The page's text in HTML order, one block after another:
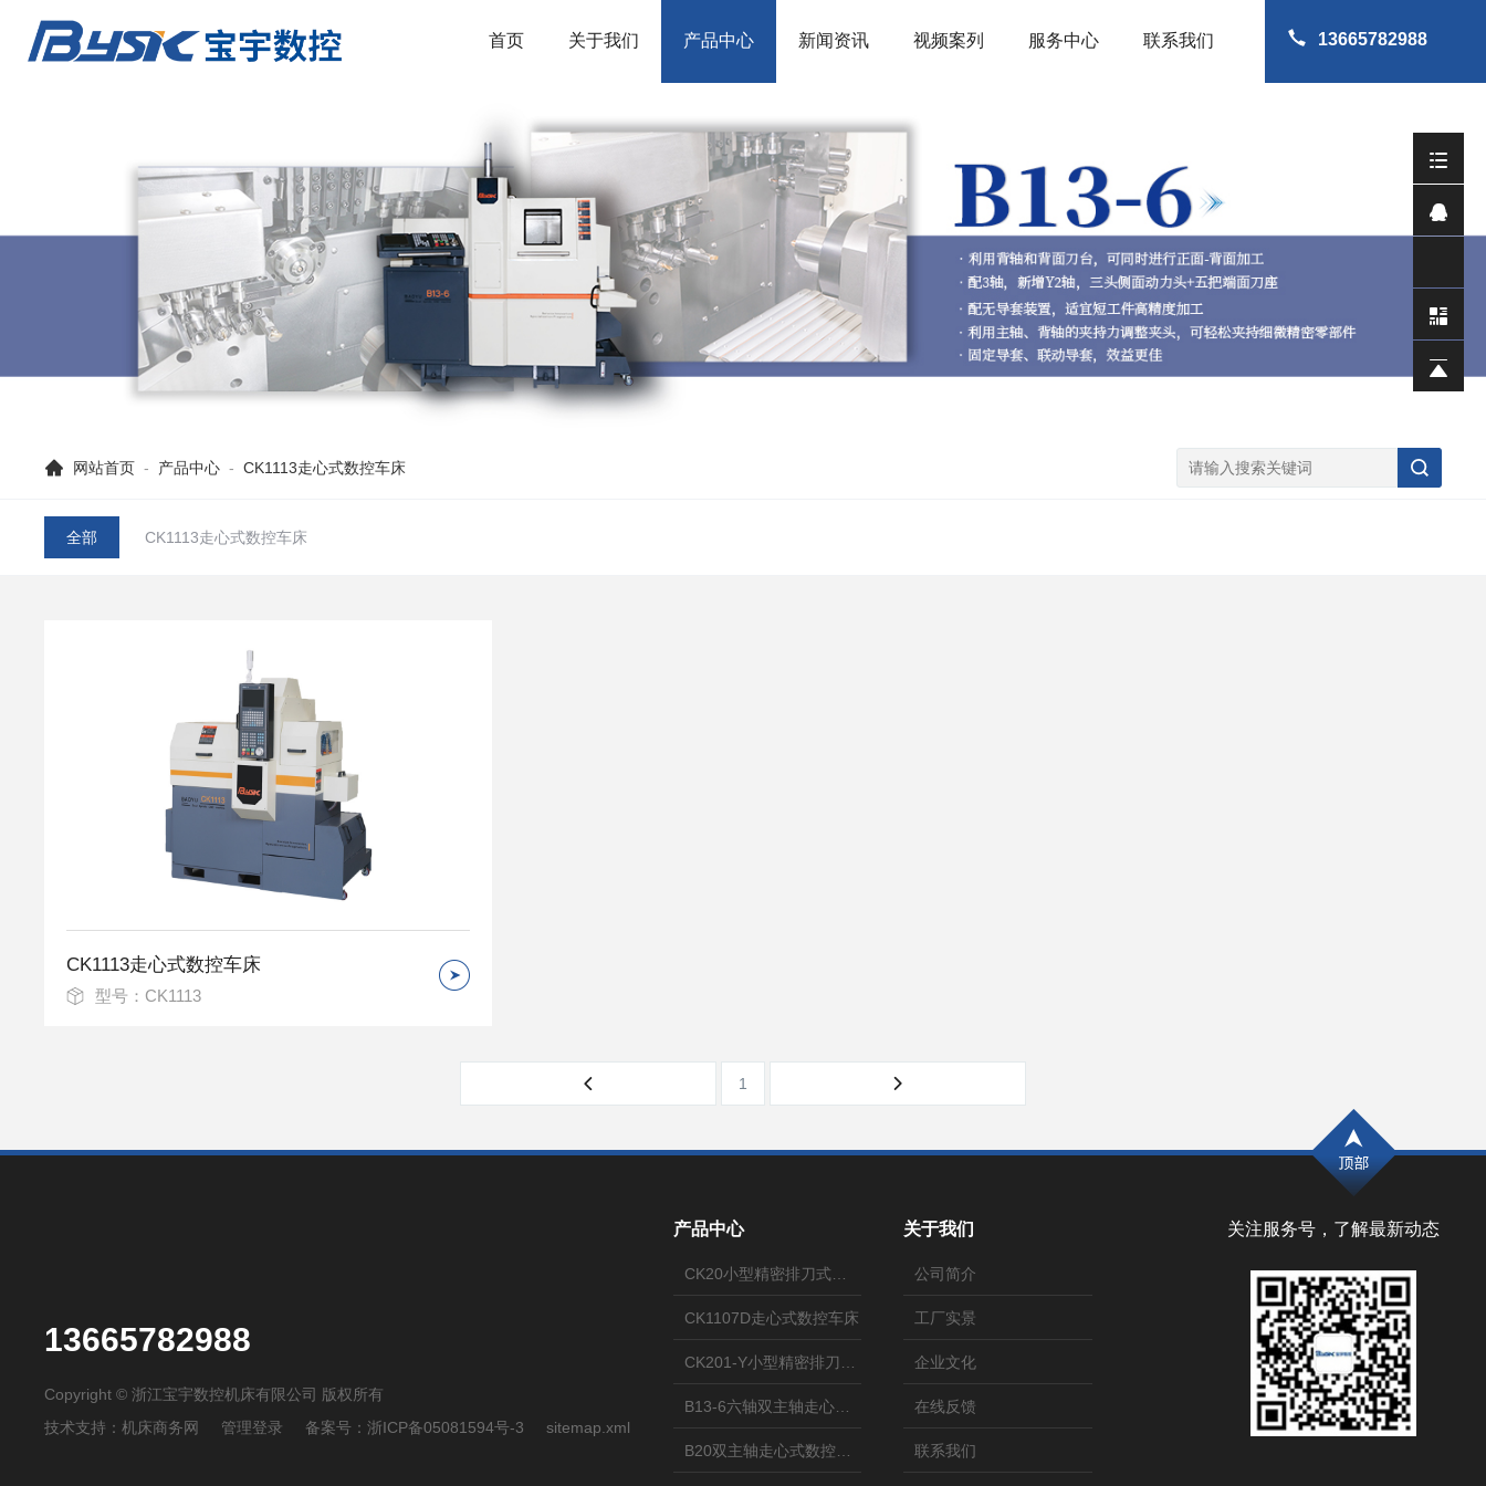
13665782988
首页 关于我们 产品中心 新闻资讯 视频案列 服务中心 联系我们
网站首页 - 产品中心 - CK1113走心式数控车床
全部 CK1113走心式数控车床
CK1113走心式数控车床
型号：CK1113
1
关注服务号，了解最新动态
13665782988
Copyright © 浙江宝宇数控机床有限公司 版权所有
技术支持：机床商务网 管理登录 备案号：浙ICP备05081594号-3 sitemap.xml
产品中心
CK20小型精密排刀式数控车床
CK1107D走心式数控车床
CK201-Y小型精密排刀式数控车床
B13-6六轴双主轴走心式数控车床
B20双主轴走心式数控车床
关于我们
公司简介
工厂实景
企业文化
在线反馈
联系我们